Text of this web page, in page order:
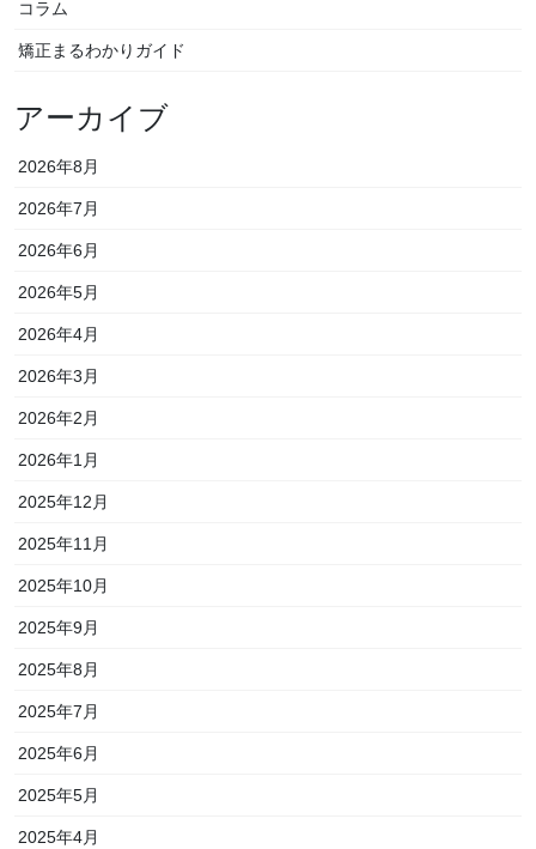
コラム
矯正まるわかりガイド
アーカイブ
2026年8月
2026年7月
2026年6月
2026年5月
2026年4月
2026年3月
2026年2月
2026年1月
2025年12月
2025年11月
2025年10月
2025年9月
2025年8月
2025年7月
2025年6月
2025年5月
2025年4月